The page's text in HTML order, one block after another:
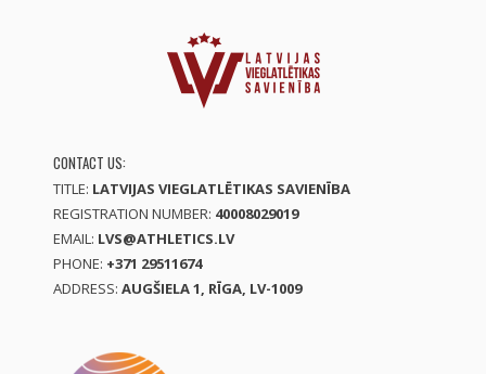
CONTACT US:
TITLE: LATVIJAS VIEGLATLĒTIKAS SAVIENĪBA
REGISTRATION NUMBER: 40008029019
EMAIL: LVS@ATHLETICS.LV
PHONE: +371 29511674
ADDRESS: AUGŠIELA 1, RĪGA, LV-1009